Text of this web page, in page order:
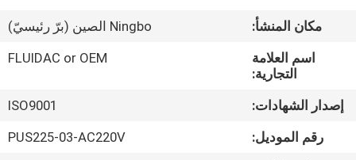
أشرطة
فيديو
معلومات
مكان المنشأ:
Ningbo الصين (برّ رئيسيّ)
اسم العلامة
التجارية:
FLUIDAC or OEM
إصدار الشهادات:
ISO9001
رقم الموديل:
PUS225-03-AC220V